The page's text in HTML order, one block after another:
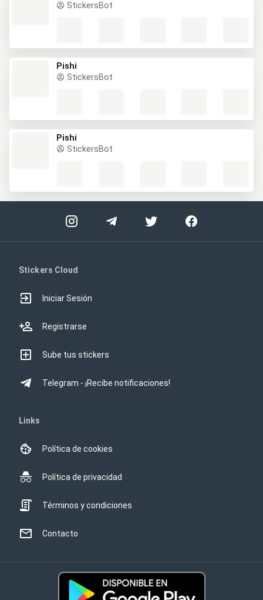
StickersBot
Pishi
StickersBot
Pishi
StickersBot
Stickers Cloud
Iniciar Sesión
Registrarse
Sube tus stickers
Telegram - ¡Recibe notificaciones!
Links
Política de cookies
Política de privacidad
Términos y condiciones
Contacto